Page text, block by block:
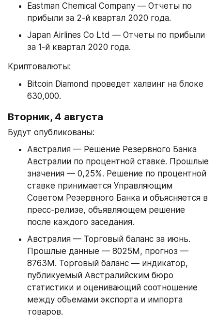
Eastman Chemical Company — Отчеты по
прибыли за 2-й квартал 2020 года.
Japan Airlines Co Ltd — Отчеты по прибыли
за 1-й квартал 2020 года.
Криптовалюты:
Bitcoin Diamond проведет халвинг на блоке
630,000.
Вторник, 4 августа
Будут опубликованы:
Австралия — Решение Резервного Банка
Австралии по процентной ставке. Прошлые
значения — 0,25%. Решение по процентной
ставке принимается Управляющим
Советом Резервного Банка и объясняется в
пресс-релизе, объявляющем решение
после каждого заседания.
Австралия — Торговый баланс за июнь.
Прошлые данные — 8025М, прогноз —
8763М. Торговый баланс — индикатор,
публикуемый Австралийским бюро
статистики и оценивающий соотношение
между объемами экспорта и импорта
товаров.